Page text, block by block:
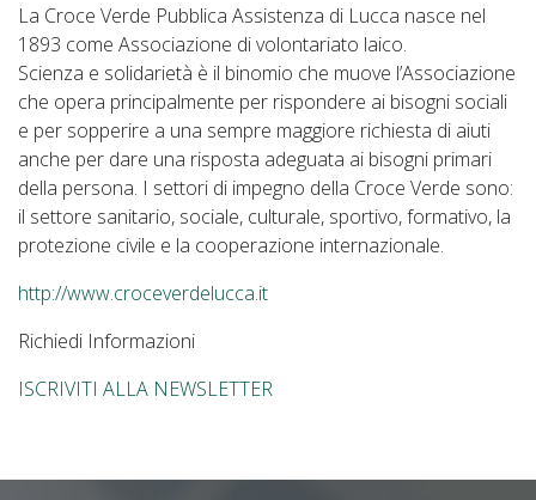
La Croce Verde Pubblica Assistenza di Lucca nasce nel
1893 come Associazione di volontariato laico.
Scienza e solidarietà è il binomio che muove l’Associazione
che opera principalmente per rispondere ai bisogni sociali
e per sopperire a una sempre maggiore richiesta di aiuti
anche per dare una risposta adeguata ai bisogni primari
della persona. I settori di impegno della Croce Verde sono:
il settore sanitario, sociale, culturale, sportivo, formativo, la
protezione civile e la cooperazione internazionale.
http://www.croceverdelucca.it
Richiedi Informazioni
ISCRIVITI ALLA NEWSLETTER